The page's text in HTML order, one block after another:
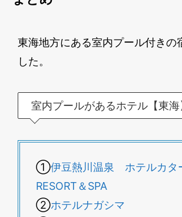
東海地方にある室内プール付きの
した。
室内プールがあるホテル【東海
①伊豆熱川温泉 ホテルカ
RESORT＆SPA
②ホテルナガシマ